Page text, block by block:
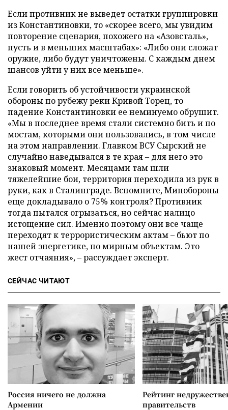
Если противник не выведет остатки группировки
из Константиновки, то «скорее всего, мы увидим
повторение сценария, похожего на «Азовсталь»,
пусть и в меньших масштабах»: «Либо они сложат
оружие, либо будут уничтожены. С каждым днем
шансов уйти у них все меньше».
Если говорить об устойчивости украинской
обороны по рубежу реки Кривой Торец, то
падение Константиновки ее неминуемо обрушит.
«Мы в последнее время стали системно бить и по
мостам, которыми они пользовались, в том числе
на этом направлении. Главком ВСУ Сырский не
случайно наведывался в те края – для него это
знаковый момент. Месяцами там шли
тяжелейшие бои, территория переходила из рук в
руки, как в Сталинграде. Вспомните, Минобороны
еще докладывало о 75% контроля? Противник
тогда пытался огрызаться, но сейчас налицо
истощение сил. Именно поэтому они все чаще
переходят к террористическим актам – бьют по
нашей энергетике, по мирным объектам. Это
жест отчаяния», – рассуждает эксперт.
СЕЙЧАС ЧИТАЮТ
Россия ничего не должна
Армении
Рейтинг
правительств